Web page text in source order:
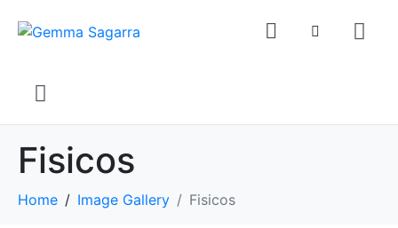
Fisicos
Home Image Gallery Fisicos